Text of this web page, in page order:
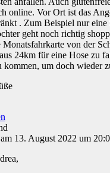
online. Vor Ort ist das
. Zum Beispiel nur eine
geht noch richtig
Monatsfahrkarte von der
24km für eine Hose zu
kommen, um doch wieder
am 13. August 2022 um